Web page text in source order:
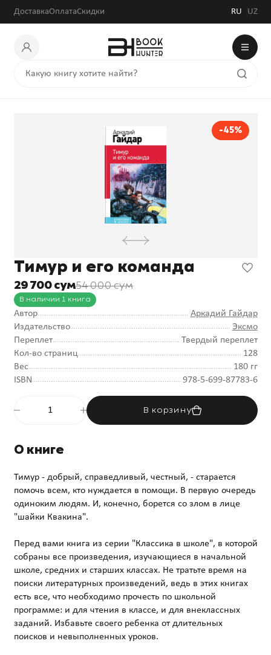
ДоставкаОплатаСкидки RU UZ
-45%
Тимур и его команда
29 700 сум54 000 сум
В наличии 1 книга
Автор
Аркадий Гайдар
Издательство
Эксмо
Переплет
Твердый переплет
Кол-во страниц
128
Вес
180 гг
ISBN
978-5-699-87783-6
В корзину
О книге
Тимур - добрый, справедливый, честный, - старается
помочь всем, кто нуждается в помощи. В первую очередь
одиноким людям. И, конечно, борется со злом в лице
"шайки Квакина".
Перед вами книга из серии "Классика в школе", в которой
собраны все произведения, изучающиеся в начальной
школе, средних и старших классах. Не тратьте время на
поиски литературных произведений, ведь в этих книгах
есть все, что необходимо прочесть по школьной
программе: и для чтения в классе, и для внеклассных
заданий. Избавьте своего ребенка от длительных
поисков и невыполненных уроков.